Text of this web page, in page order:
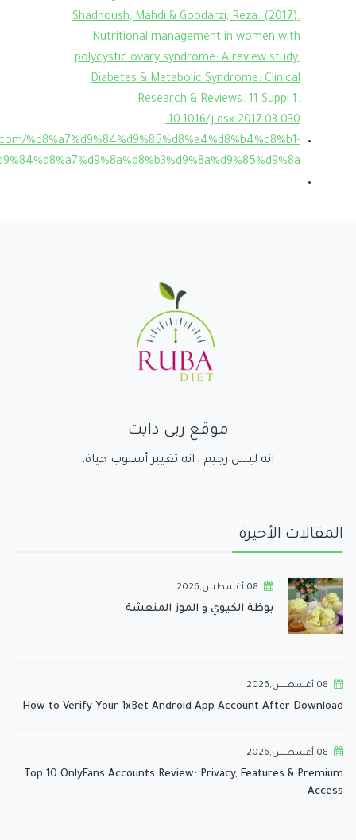
Shadnoush, Mahdi & Goodarzi, Reza. (2017).
Nutritional management in women with
polycystic ovary syndrome: A review study.
Diabetes & Metabolic Syndrome: Clinical
Research & Reviews. 11 Suppl 1.
10.1016/j.dsx.2017.03.030.
%d8%a7%d9%84%d9%85%d8%a4%d8%b4%d8%b1-
موقع ربى دايت
انه ليس رجيم , انه تغيير أسلوب حياة.
المقالات الأخيرة
08 أغسطس,2026
بوظة الكيوي و الموز المنعشة
08 أغسطس,2026
How to Verify Your 1xBet Android App Account After Download
08 أغسطس,2026
Top 10 OnlyFans Accounts Review: Privacy, Features & Premium
Access